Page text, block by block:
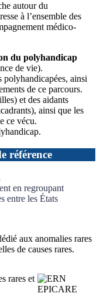
autour du
à l’ensemble des
médico-
du polyhandicap
de vie).
polyhandicapées, ainsi
de ce parcours.
et des aidants
ainsi que les
ce vécu.
référence
en regroupant
entre les États
aux anomalies rares
de causes rares.
rares et